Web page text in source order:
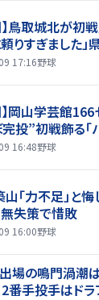
】鳥取城北が
頼りすぎました
17:16野球
】岡山学芸館
投”初戦飾る「
16:48野球
山「力不足」と
無失策で惜敗
16:00野球
場の鳴門渦潮
2番手投手はド